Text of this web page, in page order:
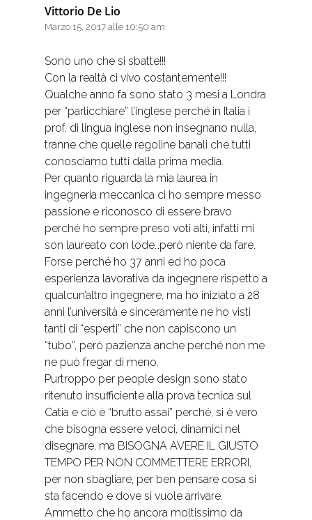
Vittorio De Lio
Marzo 15, 2017 alle 10:50 am
Sono uno che si sbatte!!!
Con la realtà ci vivo costantemente!!!
Qualche anno fa sono stato 3 mesi a Londra
per “parlicchiare” l’inglese perché in Italia i
prof. di lingua inglese non insegnano nulla,
tranne che quelle regoline banali che tutti
conosciamo tutti dalla prima media.
Per quanto riguarda la mia laurea in
ingegneria meccanica ci ho sempre messo
passione e riconosco di essere bravo
perché ho sempre preso voti alti, infatti mi
son laureato con lode…però niente da fare.
Forse perché ho 37 anni ed ho poca
esperienza lavorativa da ingegnere rispetto a
qualcun’altro ingegnere, ma ho iniziato a 28
anni l’università e sinceramente ne ho visti
tanti di “esperti” che non capiscono un
“tubo”, però pazienza anche perché non me
ne può fregar di meno.
Purtroppo per people design sono stato
ritenuto insufficiente alla prova tecnica sul
Catia e ciò è “brutto assai” perché, si è vero
che bisogna essere veloci, dinamici nel
disegnare, ma BISOGNA AVERE IL GIUSTO
TEMPO PER NON COMMETTERE ERRORI,
per non sbagliare, per ben pensare cosa si
sta facendo e dove si vuole arrivare.
Ammetto che ho ancora moltissimo da